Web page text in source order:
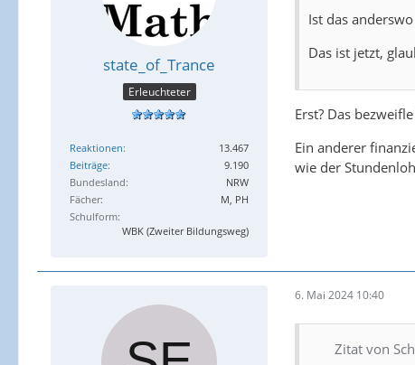
state_of_Trance
Erleuchteter
Reaktionen
13.467
Beiträge
9.190
Bundesland
NRW
Fächer
M, PH
Schulform
WBK (Zweiter Bildungsweg)
Ist das
Das ist jetzt,
Erst? Das
Ein anderer
wie der
6. Mai 2024 10:40
Zitat von